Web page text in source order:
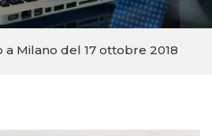
a Milano del 17 ottobre 2018